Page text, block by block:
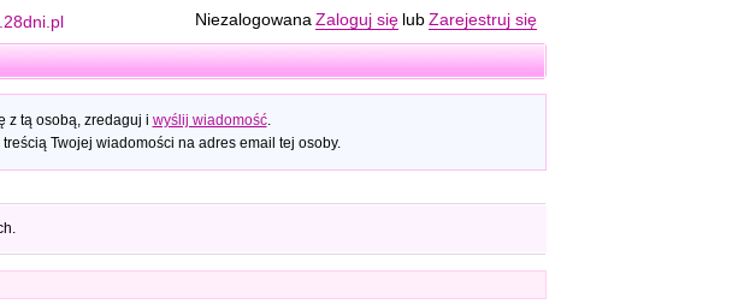
Niezalogowana Zaloguj się lub Zarejestruj się
z tą osobą, zredaguj i wyślij wiadomość.
Twojej wiadomości na adres email tej osoby.